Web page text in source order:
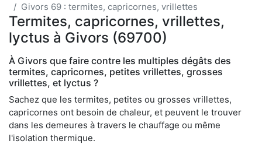
Givors 69 : termites, capricornes, vrillettes
Termites, capricornes, vrillettes,
lyctus à Givors (69700)
À Givors que faire contre les multiples dégâts des
termites, capricornes, petites vrillettes, grosses
vrillettes, et lyctus ?
Sachez que les termites, petites ou grosses vrillettes,
capricornes ont besoin de chaleur, et peuvent le trouver
dans les demeures à travers le chauffage ou même
l'isolation thermique.